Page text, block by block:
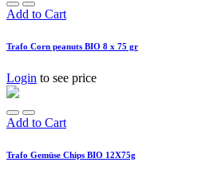
Add to Cart
Trafo Corn peanuts BIO 8 x 75 gr
Login to see price
Add to Cart
Trafo Gemüse Chips BIO 12X75g